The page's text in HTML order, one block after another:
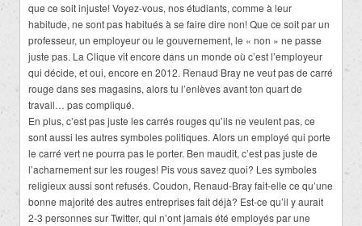
que ce soit injuste! Voyez-vous, nos étudiants, comme à leur
habitude, ne sont pas habitués à se faire dire non! Que ce soit par un
professeur, un employeur ou le gouvernement, le « non » ne passe
juste pas. La Clique vit encore dans un monde où c’est l’employeur
qui décide, et oui, encore en 2012. Renaud Bray ne veut pas de carré
rouge dans ses magasins, alors tu l’enlèves avant ton quart de
travail… pas compliqué.
En plus, c’est pas juste les carrés rouges qu’ils ne veulent pas, ce
sont aussi les autres symboles politiques. Alors un employé qui porte
le carré vert ne pourra pas le porter. Ben maudit, c’est pas juste de
l’acharnement sur les rouges! Pis vous savez quoi? Les symboles
religieux aussi sont refusés. Coudon, Renaud-Bray fait-elle ce qu’une
bonne majorité des autres entreprises fait déjà? Est-ce qu’il y aurait
2-3 personnes sur Twitter, qui n’ont jamais été employés par une